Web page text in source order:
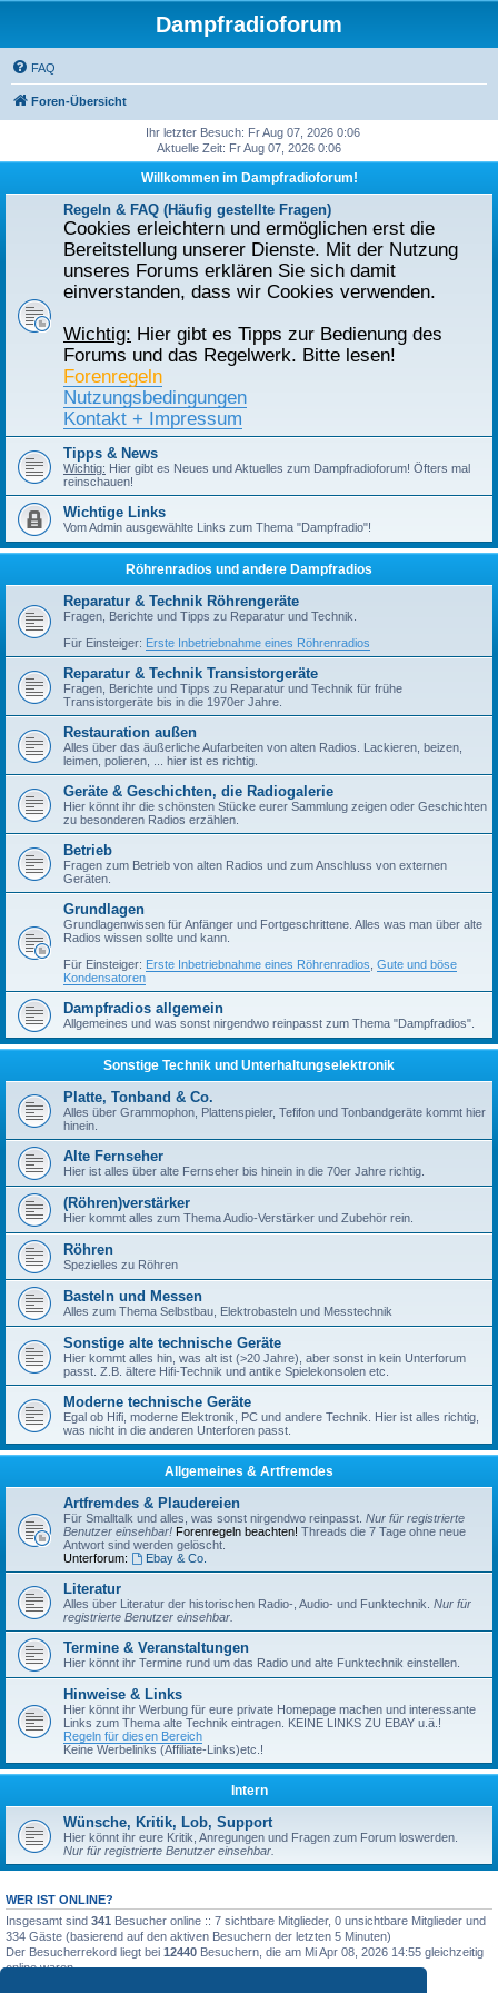
Dampfradioforum
FAQ
Foren-Übersicht
Ihr letzter Besuch: Fr Aug 07, 2026 0:06
Aktuelle Zeit: Fr Aug 07, 2026 0:06
Willkommen im Dampfradioforum!
Regeln & FAQ (Häufig gestellte Fragen)
Cookies erleichtern und ermöglichen erst die
Bereitstellung unserer Dienste. Mit der Nutzung
unseres Forums erklären Sie sich damit
einverstanden, dass wir Cookies verwenden.
Wichtig: Hier gibt es Tipps zur Bedienung des
Forums und das Regelwerk. Bitte lesen!
Forenregeln
Nutzungsbedingungen
Kontakt + Impressum
Tipps & News
Wichtig: Hier gibt es Neues und Aktuelles zum Dampfradioforum! Öfters mal
reinschauen!
Wichtige Links
Vom Admin ausgewählte Links zum Thema "Dampfradio"!
Röhrenradios und andere Dampfradios
Reparatur & Technik Röhrengeräte
Fragen, Berichte und Tipps zu Reparatur und Technik.
Für Einsteiger: Erste Inbetriebnahme eines Röhrenradios
Reparatur & Technik Transistorgeräte
Fragen, Berichte und Tipps zu Reparatur und Technik für frühe
Transistorgeräte bis in die 1970er Jahre.
Restauration außen
Alles über das äußerliche Aufarbeiten von alten Radios. Lackieren, beizen,
leimen, polieren, ... hier ist es richtig.
Geräte & Geschichten, die Radiogalerie
Hier könnt ihr die schönsten Stücke eurer Sammlung zeigen oder Geschichten
zu besonderen Radios erzählen.
Betrieb
Fragen zum Betrieb von alten Radios und zum Anschluss von externen
Geräten.
Grundlagen
Grundlagenwissen für Anfänger und Fortgeschrittene. Alles was man über alte
Radios wissen sollte und kann.
Für Einsteiger: Erste Inbetriebnahme eines Röhrenradios Gute und böse
Kondensatoren
Dampfradios allgemein
Allgemeines und was sonst nirgendwo reinpasst zum Thema "Dampfradios".
Sonstige Technik und Unterhaltungselektronik
Platte, Tonband & Co.
Alles über Grammophon, Plattenspieler, Tefifon und Tonbandgeräte kommt hier
hinein.
Alte Fernseher
Hier ist alles über alte Fernseher bis hinein in die 70er Jahre richtig.
(Röhren)verstärker
Hier kommt alles zum Thema Audio-Verstärker und Zubehör rein.
Röhren
Spezielles zu Röhren
Basteln und Messen
Alles zum Thema Selbstbau, Elektrobasteln und Messtechnik
Sonstige alte technische Geräte
Hier kommt alles hin, was alt ist (>20 Jahre), aber sonst in kein Unterforum
passt. Z.B. ältere Hifi-Technik und antike Spielekonsolen etc.
Moderne technische Geräte
Egal ob Hifi, moderne Elektronik, PC und andere Technik. Hier ist alles richtig,
was nicht in die anderen Unterforen passt.
Allgemeines & Artfremdes
Artfremdes & Plaudereien
Für Smalltalk und alles, was sonst nirgendwo reinpasst. Nur für registrierte
Benutzer einsehbar! Forenregeln beachten! Threads die 7 Tage ohne neue
Antwort sind werden gelöscht.
Unterforum:
Ebay & Co.
Literatur
Alles über Literatur der historischen Radio-, Audio- und Funktechnik. Nur für
registrierte Benutzer einsehbar.
Termine & Veranstaltungen
Hier könnt ihr Termine rund um das Radio und alte Funktechnik einstellen.
Hinweise & Links
Hier könnt ihr Werbung für eure private Homepage machen und interessante
Links zum Thema alte Technik eintragen. KEINE LINKS ZU EBAY u.ä.!
Regeln für diesen Bereich
Keine Werbelinks (Affiliate-Links)etc.!
Intern
Wünsche, Kritik, Lob, Support
Hier könnt ihr eure Kritik, Anregungen und Fragen zum Forum loswerden.
Nur für registrierte Benutzer einsehbar.
WER IST ONLINE?
Insgesamt sind 341 Besucher online :: 7 sichtbare Mitglieder, 0 unsichtbare Mitglieder und
334 Gäste (basierend auf den aktiven Besuchern der letzten 5 Minuten)
Der Besucherrekord liegt bei 12440 Besuchern, die am Mi Apr 08, 2026 14:55 gleichzeitig
online waren.